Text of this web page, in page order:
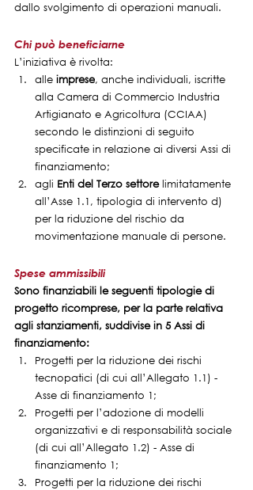
dallo svolgimento di operazioni manuali.
Chi può beneficiarne
L’iniziativa è rivolta:
alle imprese, anche individuali, iscritte
alla Camera di Commercio Industria
Artigianato e Agricoltura (CCIAA)
secondo le distinzioni di seguito
specificate in relazione ai diversi Assi di
finanziamento;
agli Enti del Terzo settore limitatamente
all’Asse 1.1, tipologia di intervento d)
per la riduzione del rischio da
movimentazione manuale di persone.
Spese ammissibili
Sono finanziabili le seguenti tipologie di
progetto ricomprese, per la parte relativa
agli stanziamenti, suddivise in 5 Assi di
finanziamento:
Progetti per la riduzione dei rischi
tecnopatici (di cui all’Allegato 1.1) -
Asse di finanziamento 1;
Progetti per l’adozione di modelli
organizzativi e di responsabilità sociale
(di cui all’Allegato 1.2) - Asse di
finanziamento 1;
Progetti per la riduzione dei rischi